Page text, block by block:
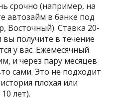
срочно (например, на
автозайм в банке под
Восточный). Ставка 20-
вы получите в течение
у вас. Ежемесячный
и через пару месяцев
сами. Это не подходит
плохая или
лет).